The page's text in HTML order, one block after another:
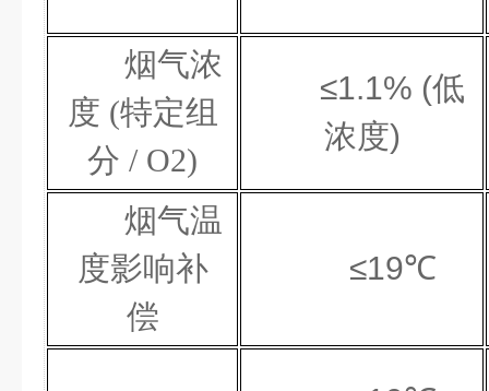
烟气浓
度 (特定组
分 / O2)
≤1.1% (低
浓度)
烟气温
度影响补
偿
≤19℃